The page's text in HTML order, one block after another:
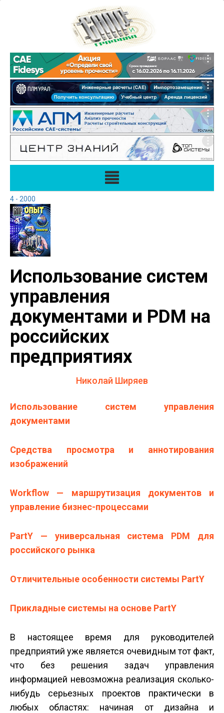
4 - 2000
Использование систем
управления
документами и PDM на
российских
предприятиях
Николай Ширяев
Использование систем управления
документами
Средства просмотра и аннотирования
изображений
Workflow — маршрутизация документов и
управление бизнес-процессами
PartY — универсальная система PDM для
российского рынка
Отличительные особенности системы PartY
Прикладные системы на основе PartY
В настоящее время для руководителей
предприятий уже является очевидным тот факт,
что без решения задач управления
информацией невозможна реализация сколько-
нибудь серьезных проектов практически в
любых областях: начиная от дизайна и